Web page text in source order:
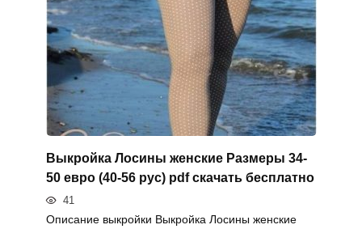
Выкройка Лосины женские Размеры 34-
50 евро (40-56 рус) pdf скачать бесплатно
41
Описание выкройки Выкройка Лосины женские